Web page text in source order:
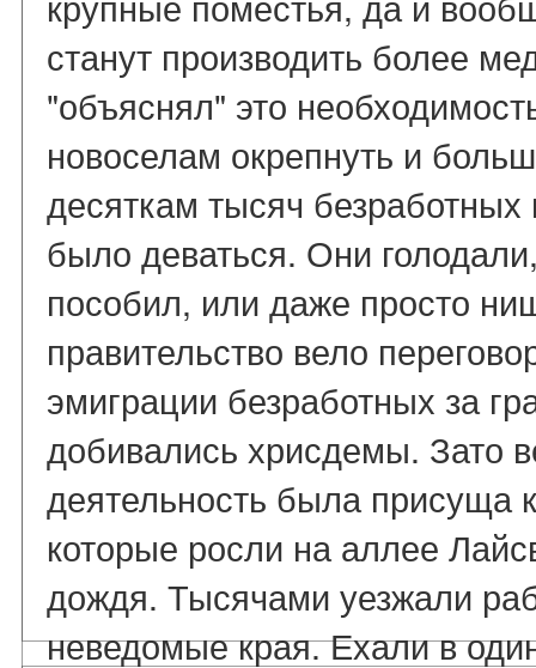
станут производить более
"объяснял" это
новоселам окрепнуть и
десяткам тысяч
было деваться. Они
пособил, или даже просто
правительство вело
эмиграции безработных за
добивались хрисдемы. Зато
деятельность была присуща
которые росли на аллее
дождя. Тысячами уезжали
неведомые края. Ехали в